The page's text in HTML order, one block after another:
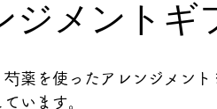
ジメントギ
芍薬を使ったアレンジメン
います。